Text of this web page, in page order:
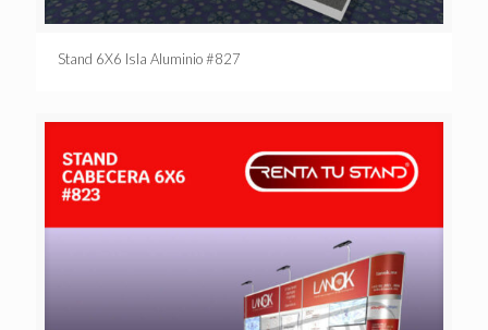
Stand 6X6 Isla Aluminio #827